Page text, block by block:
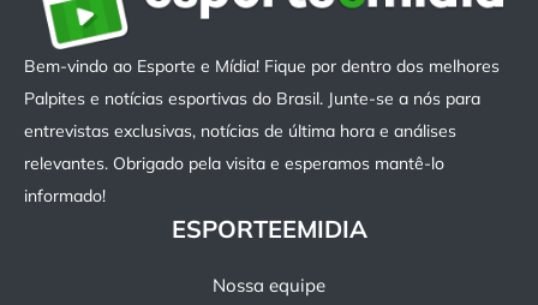
Bem-vindo ao Esporte e Mídia! Fique por dentro dos melhores
Palpites e notícias esportivas do Brasil. Junte-se a nós para
entrevistas exclusivas, notícias de última hora e análises
relevantes. Obrigado pela visita e esperamos mantê-lo
informado!
ESPORTEEMIDIA
Nossa equipe